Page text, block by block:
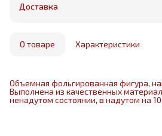
Бесплатная доставка в пределах
маркетплейса
Доставка
О товаре Характеристики
Объемная фольгированная фигура,
Выполнена из качественных
ненадутом состоянии, в надутом на